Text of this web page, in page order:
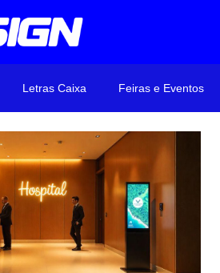
Letras Caixa Feiras e Eventos